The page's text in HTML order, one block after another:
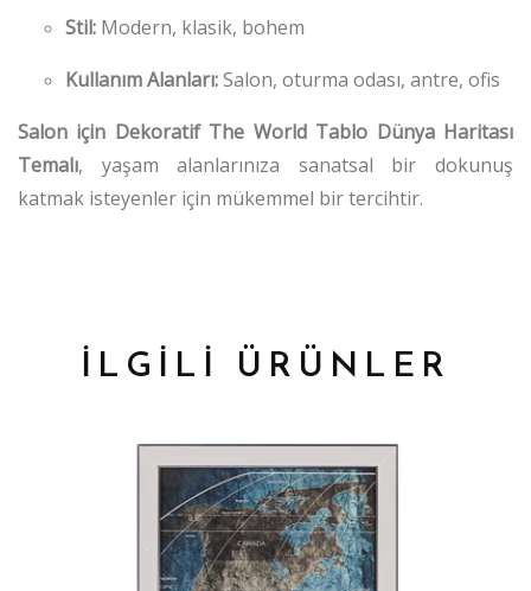
Stil: Modern, klasik, bohem
Kullanım Alanları:Salon, oturma odası, antre, ofis
Salon için Dekoratif The World Tablo Dünya Haritası
Temalı, yaşam alanlarınıza sanatsal bir dokunuş
katmak isteyenler için mükemmel bir tercihtir.
İLGİLİ ÜRÜNLER